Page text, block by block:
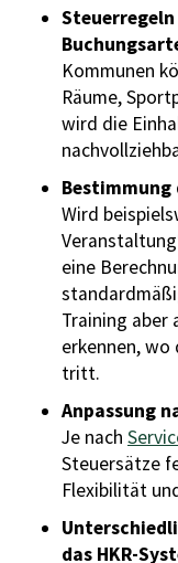
Kommunen
Räume,
wird die
Wird
eine
Training aber
erkennen,
tritt.
Anpassung
Je nach
Steuersätze
Flexibilität
das HKR-